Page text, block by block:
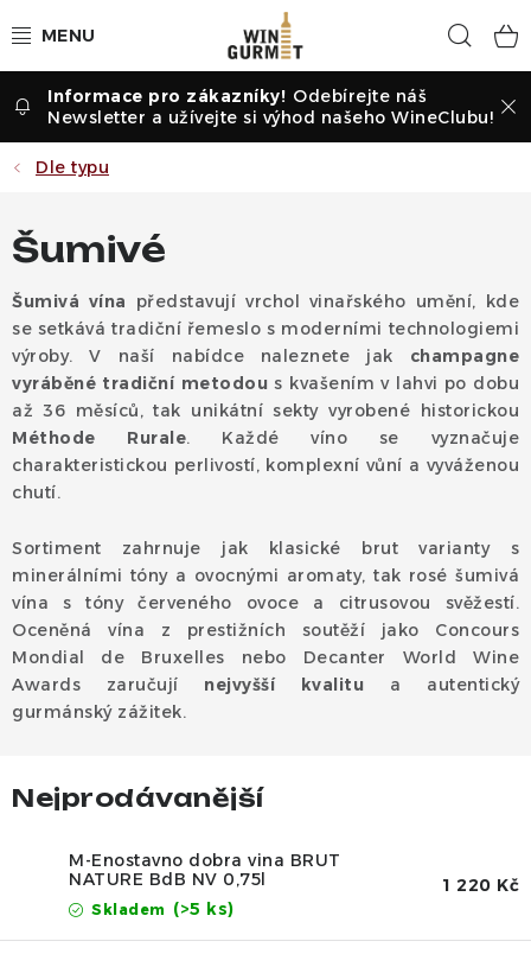
na
Vína dle druhu
Vína dle příležitosti
Dle vinařství
Pochutiny
Degustační sady
Degustace
Příslušenství
O nás Naši vináři Kontakty
Wineclub
Vinné zážitky
Odebírejte náš
Newsletter a užívejte si výhod našeho WineClubu!
Dle typu
Šumivé
Šumivá vína
představují vrchol vinařského umění, kde
se setkává tradiční řemeslo s moderními technologiemi
výroby. V naší nabídce naleznete jak champagne
vyráběné tradiční metodou s kvašením v lahvi po dobu
až 36 měsíců, tak unikátní sekty vyrobené historickou
Méthode Rurale. Každé víno se vyznačuje
charakteristickou perlivostí, komplexní vůní a vyváženou
chutí.
Sortiment zahrnuje jak klasické brut varianty s
minerálními tóny a ovocnými aromaty, tak rosé šumivá
vína s tóny červeného ovoce a citrusovou svěžestí.
Oceněná vína z prestižních soutěží jako Concours
Mondial de Bruxelles nebo Decanter World Wine
Awards zaručují nejvyšší kvalitu a autentický
gurmánský zážitek.
Nejprodávanější
M-Enostavno dobra vina BRUT
NATURE BdB NV 0,75l
Skladem (>5 ks)
1 220 Kč